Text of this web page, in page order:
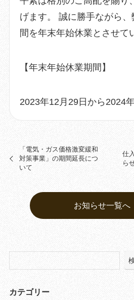
げます。 誠に勝手ながら
間を年末年始休業とさせて
​【年末年始休業期間】
2023年12月29日から2024
「電気・ガス価格激変緩和
対策事業」の期間延長につ
いて
仕
ら
お知らせ一覧へ
カテゴリー